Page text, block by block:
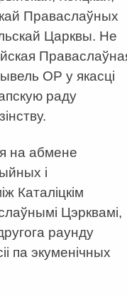
Праваслаўных
Царквы. Не
ОР у якасці
раду
на абмене
і
Каталіцкім
Цэрквамі,
раунду
па экуменічных